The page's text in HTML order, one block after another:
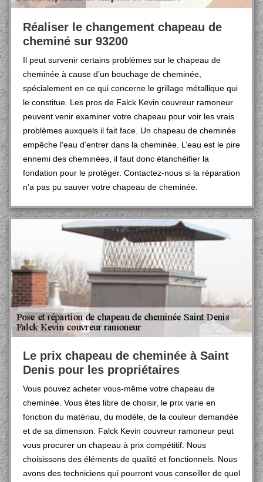
Réaliser le changement chapeau de
cheminé sur 93200
Il peut survenir certains problèmes sur le chapeau de
cheminée à cause d’un bouchage de cheminée,
spécialement en ce qui concerne le grillage métallique qui
le constitue. Les pros de Falck Kevin couvreur ramoneur
peuvent venir examiner votre chapeau pour voir les vrais
problèmes auxquels il fait face. Un chapeau de cheminée
empêche l'eau d’entrer dans la cheminée. L’eau est le pire
ennemi des cheminées, il faut donc étanchéifier la
fondation pour le protéger. Contactez-nous si la réparation
n’a pas pu sauver votre chapeau de cheminée.
Le prix chapeau de cheminée à Saint
Denis pour les propriétaires
Vous pouvez acheter vous-même votre chapeau de
cheminée. Vous êtes libre de choisir, le prix varie en
fonction du matériau, du modèle, de la couleur demandée
et de sa dimension. Falck Kevin couvreur ramoneur peut
vous procurer un chapeau à prix compétitif. Nous
choisissons des éléments de qualité et fonctionnels. Nous
avons des techniciens qui pourront vous conseiller de quel